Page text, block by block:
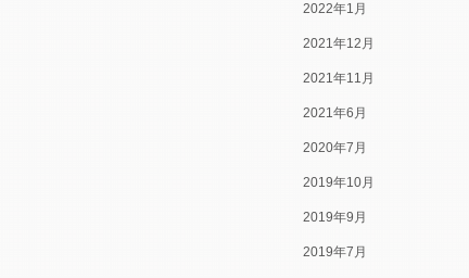
2022年1月
2021年12月
2021年11月
2021年6月
2020年7月
2019年10月
2019年9月
2019年7月